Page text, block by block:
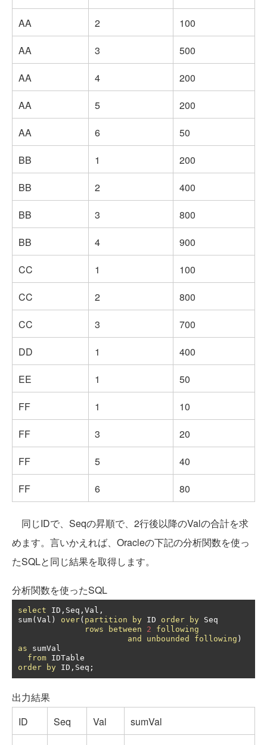
AA
2
100
AA
3
500
AA
4
200
AA
5
200
AA
6
50
BB
1
200
BB
2
400
BB
3
800
BB
4
900
CC
1
100
CC
2
800
CC
3
700
DD
1
400
EE
1
50
FF
1
10
FF
3
20
FF
5
40
FF
6 80
同じIDで、Seqの昇順で、2行後以降のValの合計を求
めます。言いかえれば、Oracleの下記の分析関数を使っ
たSQLと同じ結果を取得します。
分析関数を使ったSQL
select ID , Seq , Val ,
sum( Val ) over( partition by ID order by Seq
rows
between 2
following
and
unbounded following )
as sumVal
from
order
by ID , Seq ;
出力結果
ID
Seq Val
sumVal